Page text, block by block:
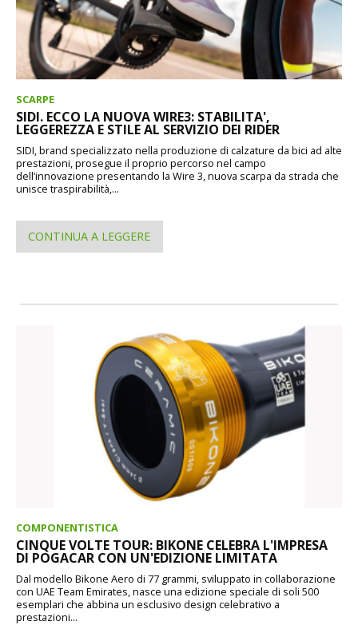
SCARPE
SIDI. ECCO LA NUOVA WIRE3: STABILITA',
LEGGEREZZA E STILE AL SERVIZIO DEI RIDER
SIDI, brand specializzato nella produzione di calzature da bici ad alte
prestazioni, prosegue il proprio percorso nel campo
dell’innovazione presentando la Wire 3, nuova scarpa da strada che
unisce traspirabilità,...
CONTINUA A LEGGERE
COMPONENTISTICA
CINQUE VOLTE TOUR: BIKONE CELEBRA L'IMPRESA
DI POGACAR CON UN'EDIZIONE LIMITATA
Dal modello Bikone Aero di 77 grammi, sviluppato in collaborazione
con UAE Team Emirates, nasce una edizione speciale di soli 500
esemplari che abbina un esclusivo design celebrativo a
prestazioni...